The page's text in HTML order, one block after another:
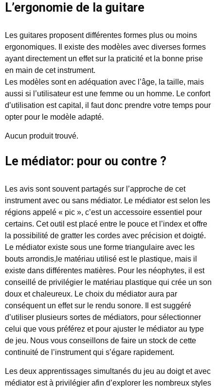
L’ergonomie de la guitare
Les guitares proposent différentes formes plus ou moins
ergonomiques. Il existe des modèles avec diverses formes
ayant directement un effet sur la praticité et la bonne prise
en main de cet instrument.
Les modèles sont en adéquation avec l’âge, la taille, mais
aussi si l’utilisateur est une femme ou un homme. Le confort
d’utilisation est capital, il faut donc prendre votre temps pour
opter pour le modèle adapté.
Aucun produit trouvé.
Le médiator: pour ou contre ?
Les avis sont souvent partagés sur l’approche de cet
instrument avec ou sans médiator. Le médiator est selon les
régions appelé « pic », c’est un accessoire essentiel pour
certains. Cet outil est placé entre le pouce et l’index et offre
la possibilité de gratter les cordes avec précision et doigté.
Le médiator existe sous une forme triangulaire avec les
bouts arrondis,le matériau utilisé est le plastique, mais il
existe dans différentes matières. Pour les néophytes, il est
conseillé de privilégier le matériau plastique qui crée un son
doux et chaleureux. Le choix du médiator aura par
conséquent un effet sur le rendu sonore. Il est suggéré
d’utiliser plusieurs sortes de médiators, pour sélectionner
celui que vous préférez et pour ajuster le médiator au type
de jeu. Nous vous conseillons de faire un stock de cette
continuité de l’instrument qui s’égare rapidement.
Les deux apprentissages simultanés du jeu au doigt et avec
médiator est à privilégier afin d’explorer les nombreux styles